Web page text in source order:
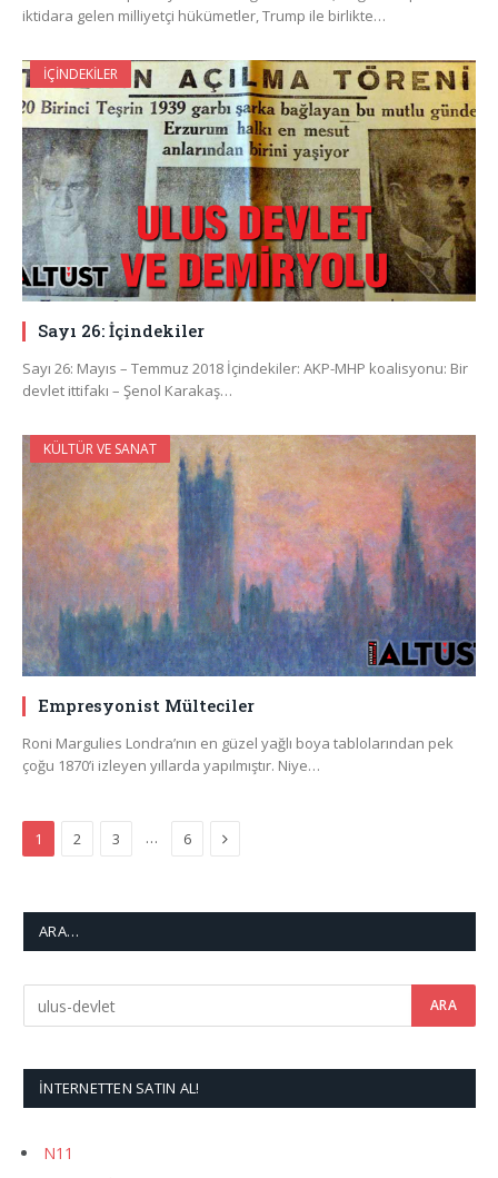
iktidara gelen milliyetçi hükümetler, Trump ile birlikte…
İÇINDEKILER
Sayı 26: İçindekiler
Sayı 26: Mayıs – Temmuz 2018 İçindekiler: AKP-MHP koalisyonu: Bir
devlet ittifakı – Şenol Karakaş…
KÜLTÜR VE SANAT
Empresyonist Mülteciler
Roni Margulies Londra’nın en güzel yağlı boya tablolarından pek
çoğu 1870’i izleyen yıllarda yapılmıştır. Niye…
1 2 3 … 6 Next
ARA…
İNTERNETTEN SATIN AL!
N11